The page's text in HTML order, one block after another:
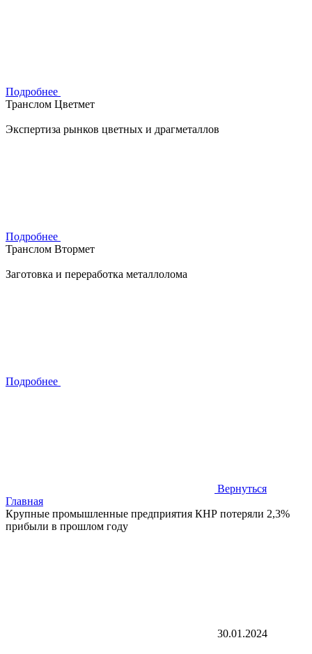
Подробнее
Транслом Цветмет
Экспертиза рынков цветных и драгметаллов
Подробнее
Транслом Втормет
Заготовка и переработка металлолома
Подробнее
Вернуться
Главная
Крупные промышленные предприятия КНР потеряли 2,3%
прибыли в прошлом году
30.01.2024